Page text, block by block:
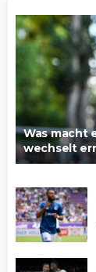
Was macht
wechselt